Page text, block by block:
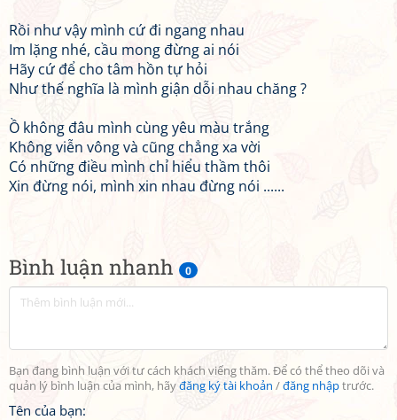
Bình luận nhanh 0
Bạn đang bình luận với tư cách khách viếng thăm. Để có thể theo dõi và
quản lý bình luận của mình, hãyđăng ký tài khoản /đăng nhậptrước.
Tên của bạn:
Rồi như vậy mình cứ đi ngang nhau
Im lặng nhé, cầu mong đừng ai nói
Hãy cứ để cho tâm hồn tự hỏi
Như thế nghĩa là mình giận dỗi nhau chăng ?
Ồ không đâu mình cùng yêu màu trắng
Không viễn vông và cũng chẳng xa vời
Có những điều mình chỉ hiểu thầm thôi
Xin đừng nói, mình xin nhau đừng nói ......